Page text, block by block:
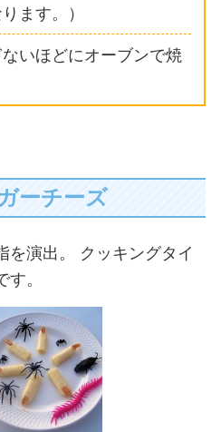
ます。）
いほどにオーブンで焼
ーチーズ
演出。
クッキングタイ
。